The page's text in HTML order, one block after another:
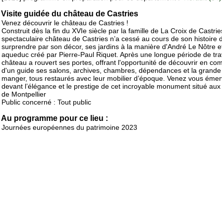
Visite guidée du château de Castries
Venez découvrir le château de Castries !
Construit dès la fin du XVIe siècle par la famille de La Croix de
spectaculaire château de Castries n’a cessé au cours de son histoire
surprendre par son décor, ses jardins à la manière d'André Le Nôtre
aqueduc créé par Pierre-Paul Riquet. Après une longue période de
château a rouvert ses portes, offrant l'opportunité de découvrir en
d'un guide ses salons, archives, chambres, dépendances et la
manger, tous restaurés avec leur mobilier d’époque. Venez vous
devant l’élégance et le prestige de cet incroyable monument situé
de Montpellier
Public concerné : Tout public
Au programme pour ce lieu :
Journées européennes du patrimoine 2023